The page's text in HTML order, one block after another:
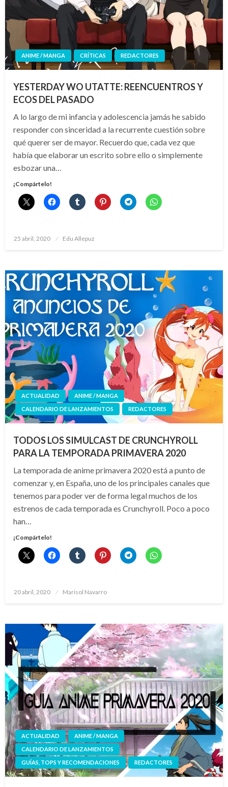
ANIME / MANGA CRÍTICAS REDACTORES
YESTERDAY WO UTATTE: REENCUENTROS Y
ECOS DEL PASADO
A lo largo de mi infancia y adolescencia jamás he sabido
responder con sinceridad a la recurrente cuestión sobre
qué querer ser de mayor. Recuerdo que, cada vez que
había que elaborar un escrito sobre ello o simplemente
esbozar una…
¡Compártelo!
Publicado
25 abril, 2020 Edu Allepuz
ACTUALIDAD
ANIME / MANGA
CALENDARIO DE LANZAMIENTOS
REDACTORES
TODOS LOS SIMULCAST DE CRUNCHYROLL
PARA LA TEMPORADA PRIMAVERA 2020
La temporada de anime primavera 2020 está a punto de
comenzar y, en España, uno de los principales canales que
tenemos para poder ver de forma legal muchos de los
estrenos de cada temporada es Crunchyroll. Poco a poco
han…
¡Compártelo!
Publicado
20 abril, 2020 Marisol Navarro
ACTUALIDAD
ANIME / MANGA
CALENDARIO DE LANZAMIENTOS
GUÍAS, TOPS Y RECOMENDACIONES
REDACTORES